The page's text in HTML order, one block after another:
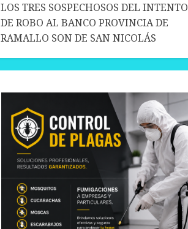
LOS TRES SOSPECHOSOS DEL INTENTO
DE ROBO AL BANCO PROVINCIA DE
RAMALLO SON DE SAN NICOLÁS